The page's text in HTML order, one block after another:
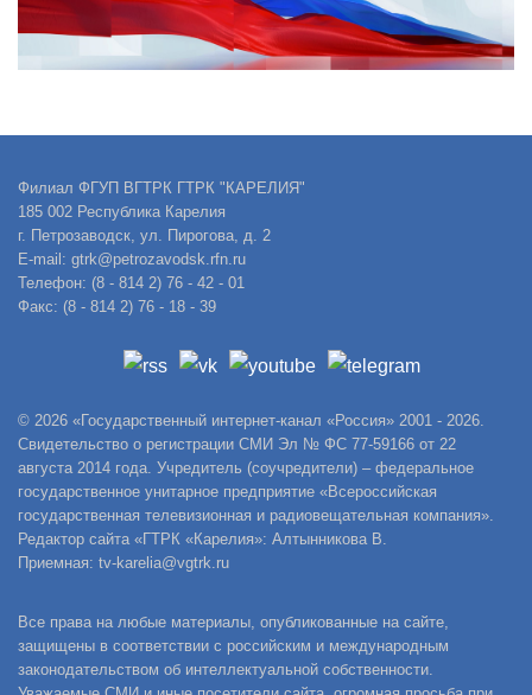
Филиал ФГУП ВГТРК ГТРК "КАРЕЛИЯ"
185 002 Республика Карелия
г. Петрозаводск, ул. Пирогова, д. 2
E-mail: gtrk@petrozavodsk.rfn.ru
Телефон: (8 - 814 2) 76 - 42 - 01
Факс: (8 - 814 2) 76 - 18 - 39
© 2026 «Государственный интернет-канал «Россия» 2001 - 2026.
Свидетельство о регистрации СМИ Эл № ФС 77-59166 от 22
августа 2014 года. Учредитель (соучредители) – федеральное
государственное унитарное предприятие «Всероссийская
государственная телевизионная и радиовещательная компания».
Редактор сайта «ГТРК «Карелия»: Алтынникова В.
Приемная: tv-karelia@vgtrk.ru
Все права на любые материалы, опубликованные на сайте,
защищены в соответствии с российским и международным
законодательством об интеллектуальной собственности.